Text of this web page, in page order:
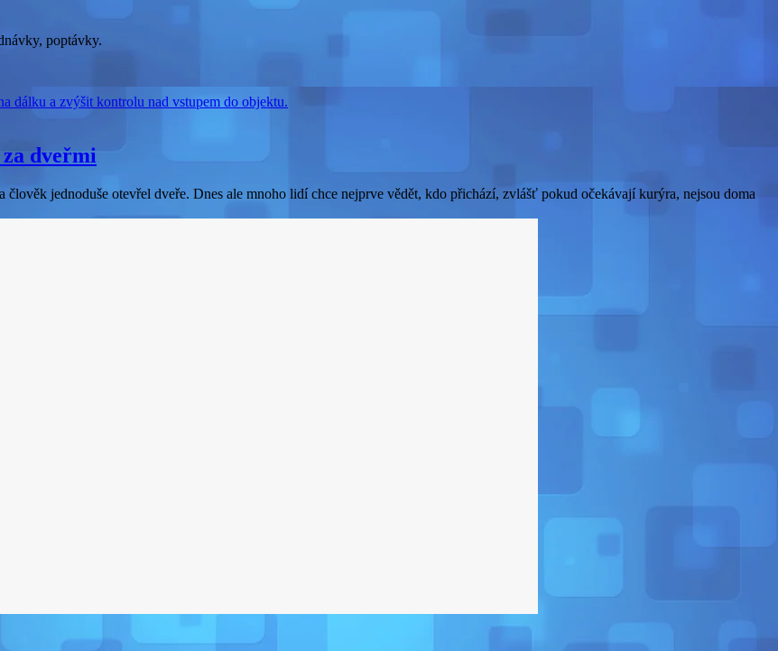
poptávky.
dveřmi
jednoduše otevřel dveře. Dnes ale mnoho lidí chce nejprve vědět, kdo přichází, zvlášť pokud očekávají kurýra, nejsou doma